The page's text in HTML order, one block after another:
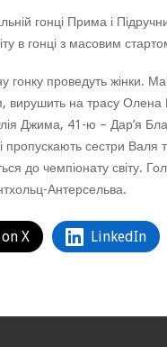
гонці Прима і
в гонці з масовим
гонку проведуть жінки.
на трасу Олена
Джима, 41-ю – Дар’я
сестри Валя
до чемпіонату світу.
Антерсельва.
X LinkedIn